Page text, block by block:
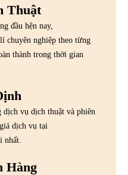
Thuật
đầu hện nay,
chuyên nghiệp theo từng
thành trong thời gian
vụ dịch thuật và phiên
dịch vụ tại
nhất.
Hàng